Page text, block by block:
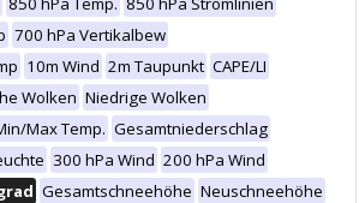
700 hPa Vertikalbew
10m Wind 2m Taupunkt CAPE/LI
Wolken Niedrige Wolken
Max Temp. Gesamtniederschlag
300 hPa Wind 200 hPa Wind
Gesamtschneehöhe Neuschneehöhe